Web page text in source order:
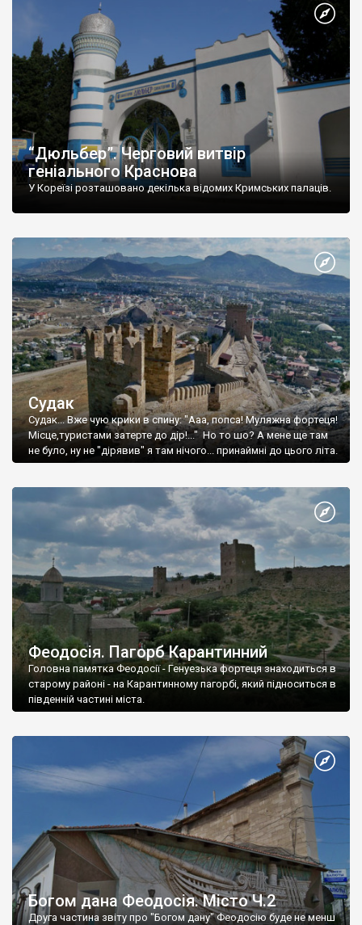
“Дюльбер”. Черговий витвір
геніального Краснова
У Кореїзі розташовано декілька відомих Кримських палаців.
Судак
Судак... Вже чую крики в спину: "Ааа, попса! Муляжна фортеця!
Місце,туристами затерте до дір!..." Но то шо? А мене ще там
не було, ну не "дірявив" я там нічого... принаймні до цього літа.
Феодосія. Пагорб Карантинний
Головна памятка Феодосії - Генуезька фортеця знаходиться в
старому районі - на Карантинному пагорбі, який підноситься в
південній частині міста.
Богом дана Феодосія. Місто Ч.2
Друга частина звіту про "Богом дану" Феодосію буде не менш